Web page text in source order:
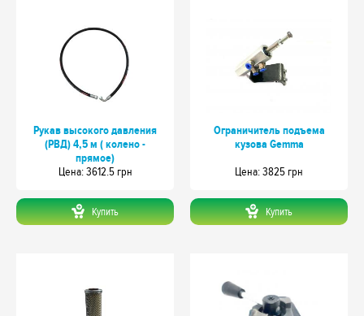
Рукав высокого давления
(РВД) 4,5 м ( колено -
прямое)
Цeна: 3612.5 грн
Купить
Ограничитель подъема
кузова Gemma
Цeна: 3825 грн
Купить